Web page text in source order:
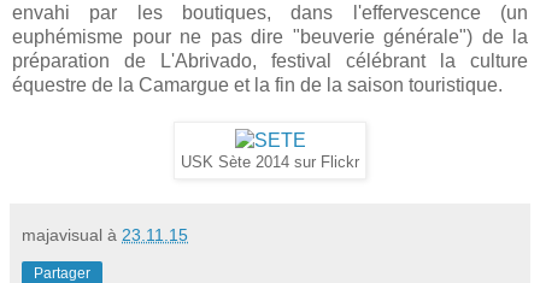
envahi par les boutiques, dans l'effervescence (un
euphémisme pour ne pas dire "beuverie générale") de la
préparation de L'Abrivado, festival célébrant la culture
équestre de la Camargue et la fin de la saison touristique.
USK Sète 2014 sur Flickr
majavisual à 23.11.15
Partager